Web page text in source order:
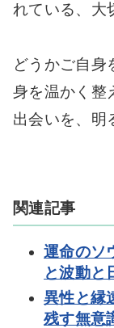
れている、大
どうかご自身
身を温かく整
出会いを、明
関連記事
運命のソ
と波動と
異性と縁
残す無意